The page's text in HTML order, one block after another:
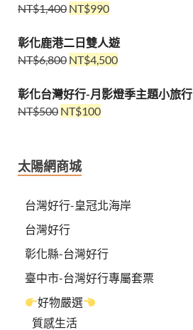
NT$1,400 NT$990
彰化鹿港二日雙人遊
NT$6,800 NT$4,500
彰化台灣好行-月影燈季主題小旅行
NT$500 NT$100
太陽網商城
台灣好行-皇冠北海岸
台灣好行
彰化縣-台灣好行
臺中市-台灣好行專屬套票
好物嚴選
質感生活